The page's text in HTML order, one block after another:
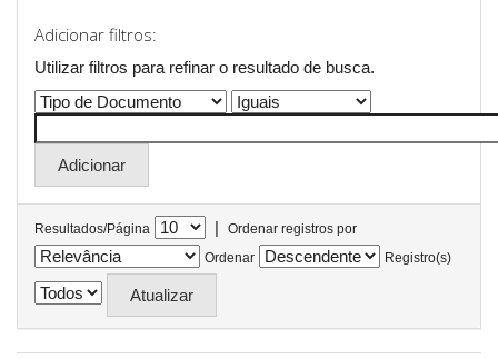
Adicionar filtros:
Utilizar filtros para refinar o resultado de busca.
Resultados/Página |
Ordenar registros por
Ordenar
Registro(s)